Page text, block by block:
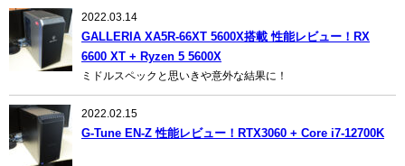
2022.03.14
GALLERIA XA5R-66XT 5600X搭載 性能レビュー！RX
6600 XT + Ryzen 5 5600X
ミドルスペックと思いきや意外な結果に！
2022.02.15
G-Tune EN-Z 性能レビュー！RTX3060 + Core i7-12700K